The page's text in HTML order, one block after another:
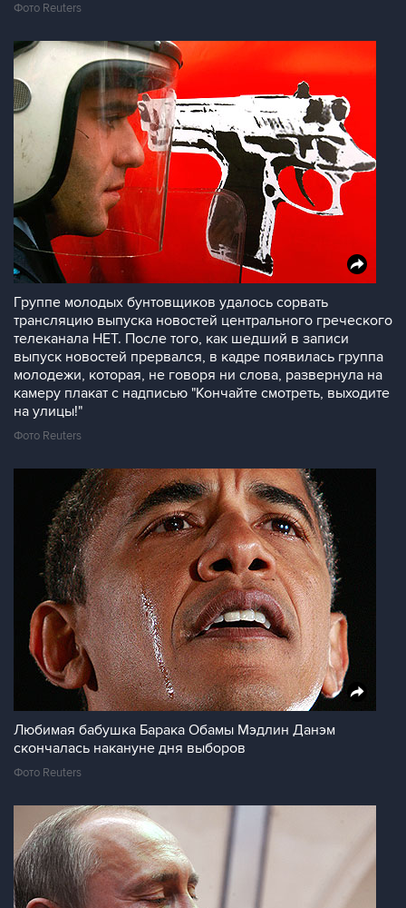
Фото Reuters
Группе молодых бунтовщиков удалось сорвать
трансляцию выпуска новостей центрального греческого
телеканала НЕТ. После того, как шедший в записи
выпуск новостей прервался, в кадре появилась группа
молодежи, которая, не говоря ни слова, развернула на
камеру плакат с надписью "Кончайте смотреть, выходите
на улицы!"
Фото Reuters
Любимая бабушка Барака Обамы Мэдлин Данэм
скончалась накануне дня выборов
Фото Reuters